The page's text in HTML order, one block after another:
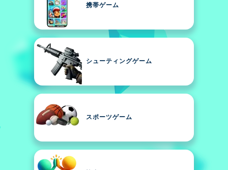
携帯ゲーム
シューティングゲーム
スポーツゲーム